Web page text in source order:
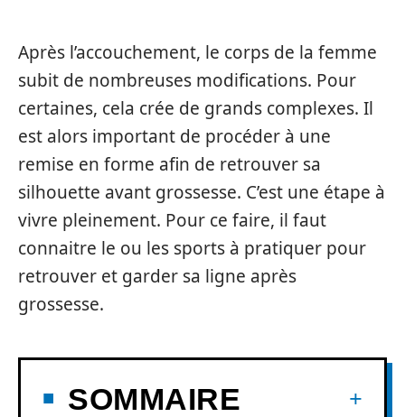
Après l’accouchement, le corps de la femme
subit de nombreuses modifications. Pour
certaines, cela crée de grands complexes. Il
est alors important de procéder à une
remise en forme afin de retrouver sa
silhouette avant grossesse. C’est une étape à
vivre pleinement. Pour ce faire, il faut
connaitre le ou les sports à pratiquer pour
retrouver et garder sa ligne après
grossesse.
SOMMAIRE